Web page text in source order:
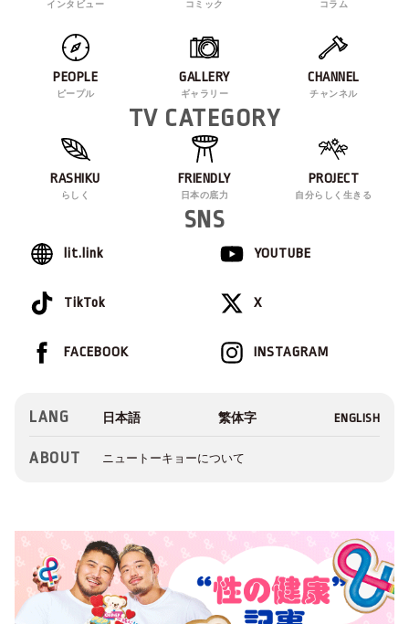
インタビュー コミック コラム
PEOPLE
ピープル
GALLERY
ギャラリー
CHANNEL
チャンネル
TV CATEGORY
RASHIKU
らしく
FRIENDLY
日本の底力
PROJECT
自分らしく生きる
SNS
lit.link YOUTUBE
TikTok X
INSTAGRAM
FACEBOOK
LANG
ABOUT ニュートーキョーについて